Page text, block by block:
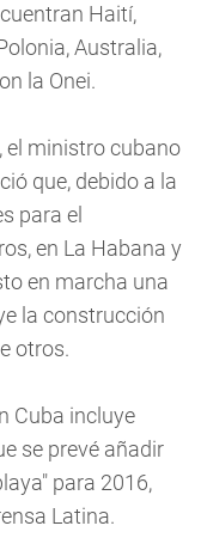
Haití,
Australia,
la Onei.
el ministro cubano
que, debido a la
para el
en La Habana y
en marcha una
la construcción
otros.
Cuba incluye
se prevé añadir
para 2016,
Latina.